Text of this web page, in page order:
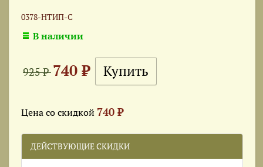
0378-НТИП-С
В наличии
925 ₽740 ₽
Цена со скидкой 740 ₽
ДЕЙСТВУЮЩИЕ СКИДКИ